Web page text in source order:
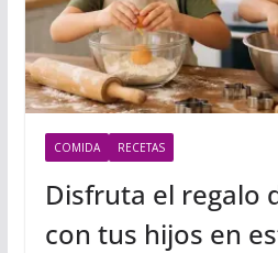
COMIDA RECETAS
Disfruta el regalo
con tus hijos en